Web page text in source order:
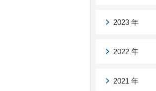
2023 年
2022 年
2021 年